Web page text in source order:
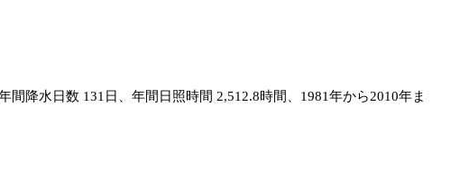
降水日数 131日、年間日照時間 2,512.8時間、1981年から2010年ま